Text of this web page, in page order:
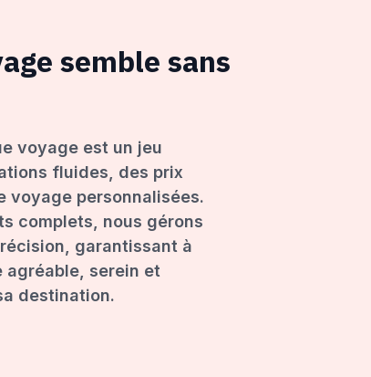
semble sans
voyage est un jeu
fluides, des prix
voyage personnalisées.
complets, nous gérons
garantissant à
agréable, serein et
destination.